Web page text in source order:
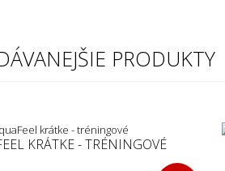
PRODUKTY
KRÁTKE - TRÉNINGOVÉ